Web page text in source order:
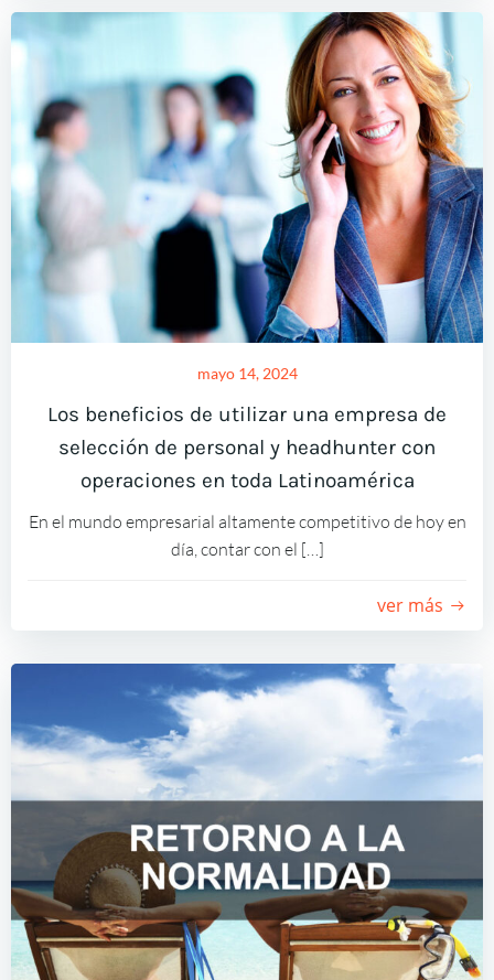
mayo 14, 2024
Los beneficios de utilizar una empresa de
selección de personal y headhunter con
operaciones en toda Latinoamérica
En el mundo empresarial altamente competitivo de hoy en
día, contar con el […]
ver más